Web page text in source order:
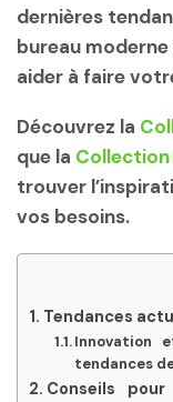
dernières
bureau
aider à faire
Découvrez la
que la
trouver
vos besoins.
Tendances
Innovation
tendances
Conseils